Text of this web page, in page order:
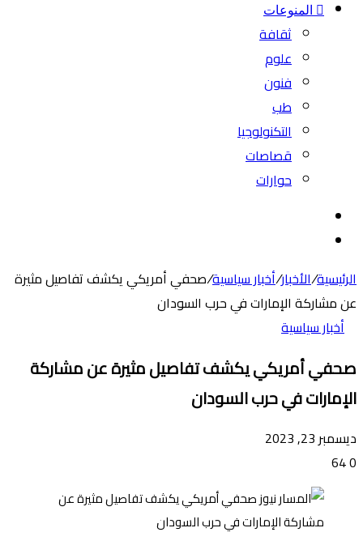
المنوعات
ثقافة
علوم
فنون
طب
التكنولوجيا
قصاصات
حوارات
الرئيسية/الأخبار/أخبار سياسية/صحفي أمريكي يكشف تفاصيل مثيرة
عن مشاركة الإمارات في حرب السودان
أخبار سياسية
صحفي أمريكي يكشف تفاصيل مثيرة عن مشاركة
الإمارات في حرب السودان
ديسمبر 23, 2023
0